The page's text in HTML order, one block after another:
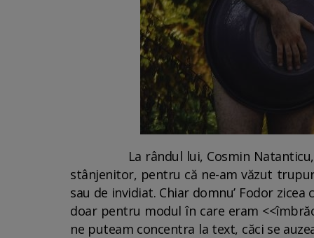
La rândul lui, Cosmin Natanticu, cel
stânjenitor, pentru că ne-am văzut
sau de invidiat. Chiar domnu’ Fodor
doar pentru modul în care eram
ne puteam concentra la text, căci se